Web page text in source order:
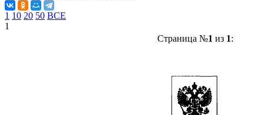
1 10 20 50 ВСЕ
1
Страница №1 из 1: